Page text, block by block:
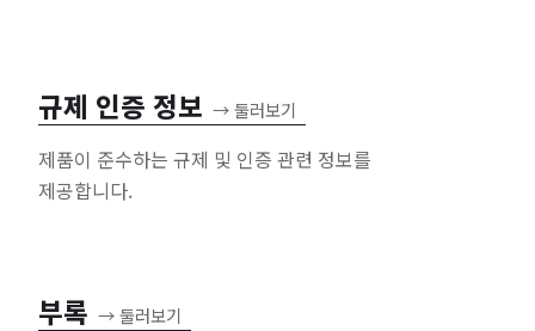
규제 인증 정보 →둘러보기
제품이 준수하는 규제 및 인증 관련 정보를
제공합니다.
부록 →둘러보기